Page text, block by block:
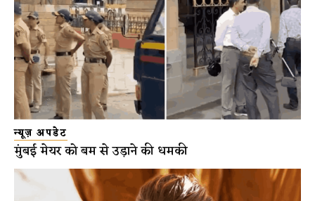
न्यूज़ अपडेट
मुंबई मेयर को बम से उड़ाने की धमकी